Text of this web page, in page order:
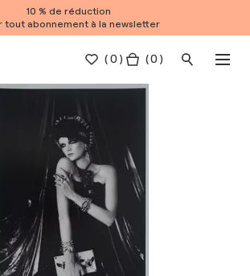
10 % de réduction
tout abonnement à la newsletter
(0 ) ( 0 )